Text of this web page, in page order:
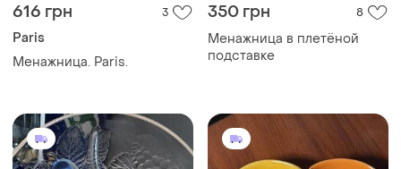
616 грн 3
Paris
Менажница. Paris.
350 грн 8
Менажница в плетёной
подставке